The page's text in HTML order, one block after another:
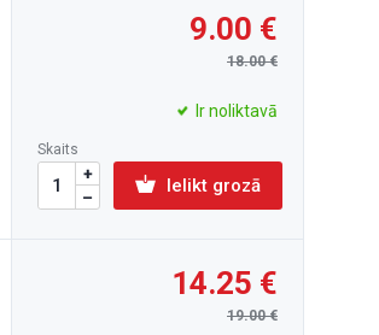
9.00
18.00
Ir noliktavā
Skaits
Ielikt grozā
14.25
19.00